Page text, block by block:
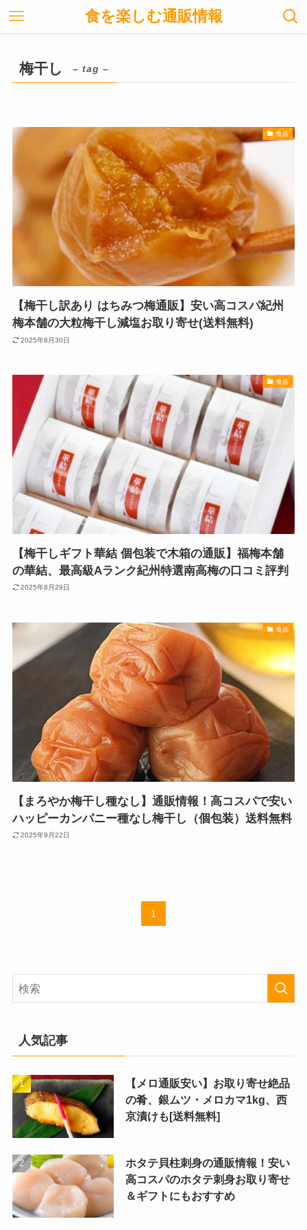
食を楽しむ通販情報
梅干し – tag –
食品
【梅干し訳あり はちみつ梅通販】安い高コスパ紀州
梅本舗の大粒梅干し減塩お取り寄せ(送料無料)
2025年8月30日
食品
【梅干しギフト華結 個包装で木箱の通販】福梅本舗
の華結、最高級Aランク紀州特選南高梅の口コミ評判
2025年8月29日
食品
【まろやか梅干し種なし】通販情報！高コスパで安い
ハッピーカンパニー種なし梅干し（個包装）送料無料
2025年9月22日
1
人気記事
【メロ通販安い】お取り寄せ絶品
の肴、銀ムツ・メロカマ1kg、西
京漬けも[送料無料]
ホタテ貝柱刺身の通販情報！安い
高コスパのホタテ刺身お取り寄せ
＆ギフトにもおすすめ